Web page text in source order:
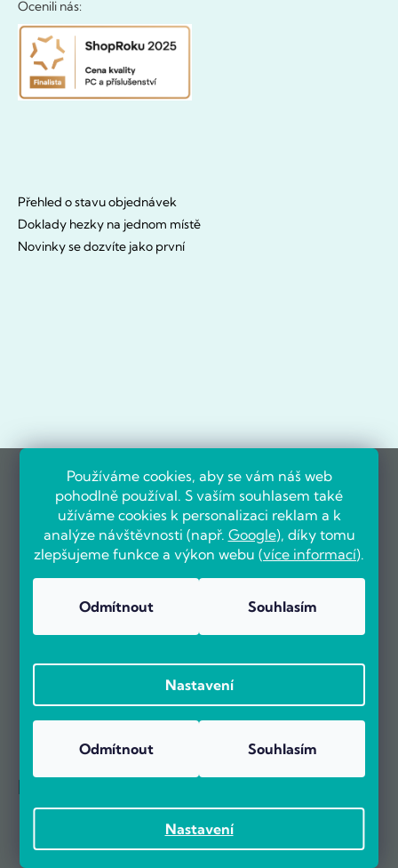
Používáme cookies, aby se vám náš web
pohodlně používal. S vaším souhlasem také
užíváme cookies k personalizaci reklam a k
analýze návštěvnosti (např. Google), díky tomu
zlepšujeme funkce a výkon webu (více informací).
Nastavení
Odmítnout Souhlasím
Nastavení
Odmítnout Souhlasím
Ocenili nás:
Přehled o stavu objednávek
Doklady hezky na jednom místě
Novinky se dozvíte jako první
OVĚŘENO ZÁKAZNÍKY
Už více než 5000 zákazníků nás doporučuje na základě recenzí
na portálu Heureka.cz.
Zobrazit více než 5000 recenzí na Heureka.cz
Recenze zákazníků z Heureky
Reference firem